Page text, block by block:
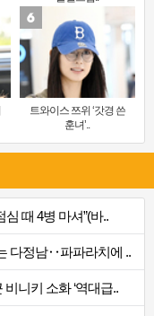
트와이스 쯔위 ‘갓경 쓴
훈녀’..
때 4병 마셔”(바..
다정남‥파파라치에 ..
니키 소화 ‘역대급..